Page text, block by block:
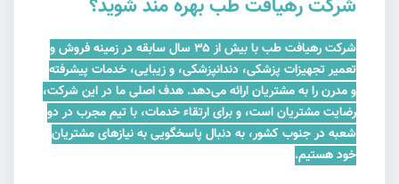
شرکت رهیافت طب بهره مند شوید؟
شرکت رهیافت طب با بیش از ۳۵ سال سابقه در زمینه فروش و
تعمیر تجهیزات پزشکی، دندانپزشکی، و زیبایی، خدمات پیشرفته
و مدرن را به مشتریان ارائه می‌دهد. هدف اصلی ما در این شرکت،
رضایت مشتریان است، و برای ارتقاء خدمات، با تیم مجرب در دو
شعبه در جنوب کشور، به دنبال پاسخگویی به نیازهای مشتریان
خود هستیم.